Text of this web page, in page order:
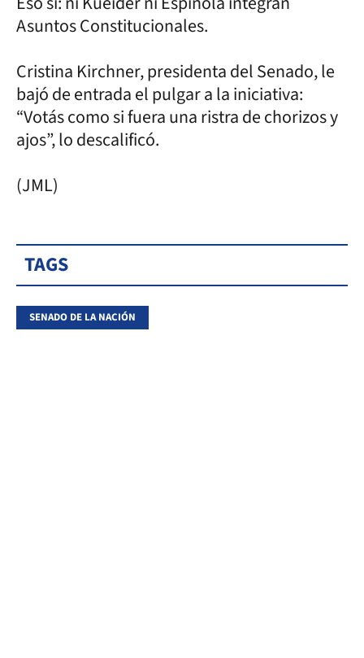
Asuntos Constitucionales.
Cristina Kirchner, presidenta del Senado, le
bajó de entrada el pulgar a la iniciativa:
“Votás como si fuera una ristra de chorizos y
ajos”, lo descalificó.
(JML)
TAGS
SENADO DE LA NACIÓN